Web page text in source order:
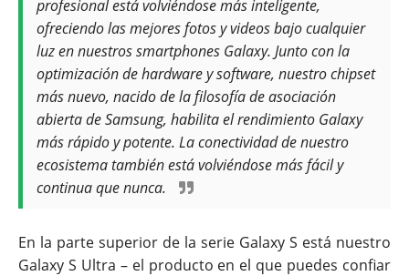
profesional está volviéndose más inteligente,
ofreciendo las mejores fotos y videos bajo cualquier
luz en nuestros smartphones Galaxy. Junto con la
optimización de hardware y software, nuestro chipset
más nuevo, nacido de la filosofía de asociación
abierta de Samsung, habilita el rendimiento Galaxy
más rápido y potente. La conectividad de nuestro
ecosistema también está volviéndose más fácil y
continua que nunca.
En la parte superior de la serie Galaxy S está nuestro
Galaxy S Ultra – el producto en el que puedes confiar